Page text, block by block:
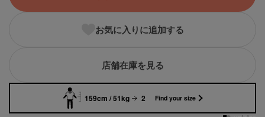
カルバン・クライン
お気に入りに追加する
店舗在庫を見る
159cm / 51kg 2 Find your size